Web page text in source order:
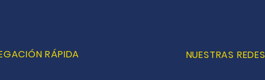
RÁPIDA NUESTRAS REDES